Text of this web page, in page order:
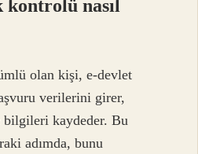
kontrolü nasıl
olan kişi, e-devlet
verilerini girer,
bilgileri kaydeder. Bu
adımda, bunu